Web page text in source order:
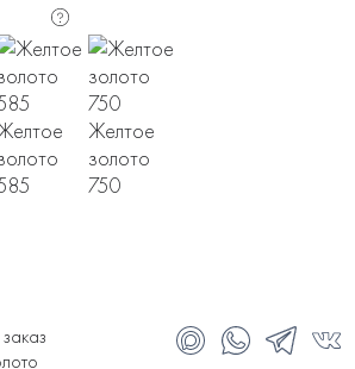
Желтое
золото
750